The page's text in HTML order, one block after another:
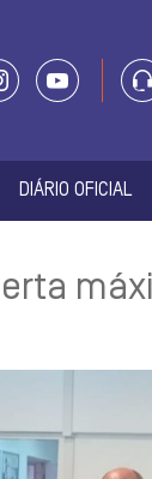
DIÁRIO OFICIAL